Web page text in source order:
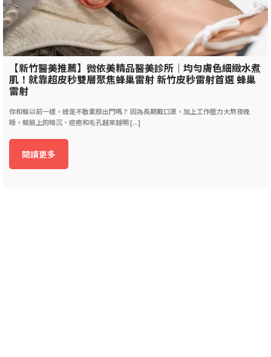
【新竹醫美推薦】微依美精品醫美診所｜均勻膚色細緻水煮
肌！就靠超皮秒雙層聚焦蜂巢雷射 新竹皮秒雷射首選 蜂巢
雷射
你和蛙以前一樣，總是不敢素顏出門嗎？ 因為長期戴口罩，加上工作壓力大熬夜晚
睡，蛙臉上的暗沉、痘疤和毛孔越來越明 [...]
閱讀更多